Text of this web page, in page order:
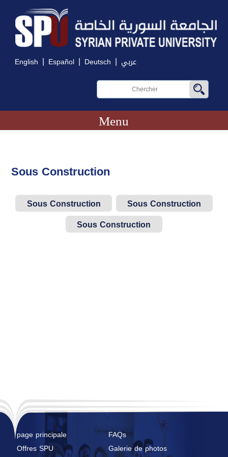
English | Español | Deutsch | عربي
Menu
Sous Construction
Sous Construction
Sous Construction
Sous Construction
page principale
FAQs
Offres SPU
Galerie de photos